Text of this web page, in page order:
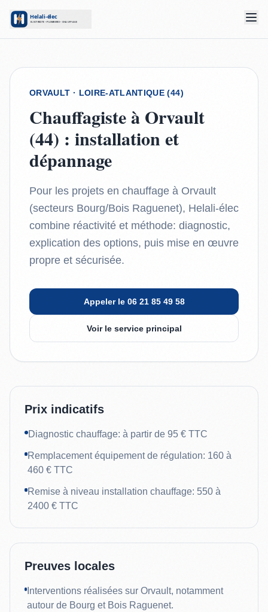
ORVAULT · LOIRE-ATLANTIQUE (44)
Chauffagiste à Orvault
(44) : installation et
dépannage
Pour les projets en chauffage à Orvault
(secteurs Bourg/Bois Raguenet), Helali-élec
combine réactivité et méthode: diagnostic,
explication des options, puis mise en œuvre
propre et sécurisée.
Appeler le 06 21 85 49 58
Voir le service principal
Prix indicatifs
Diagnostic chauffage: à partir de 95 € TTC
Remplacement équipement de régulation: 160 à
460 € TTC
Remise à niveau installation chauffage: 550 à
2400 € TTC
Preuves locales
Interventions réalisées sur Orvault, notamment
autour de Bourg et Bois Raguenet.